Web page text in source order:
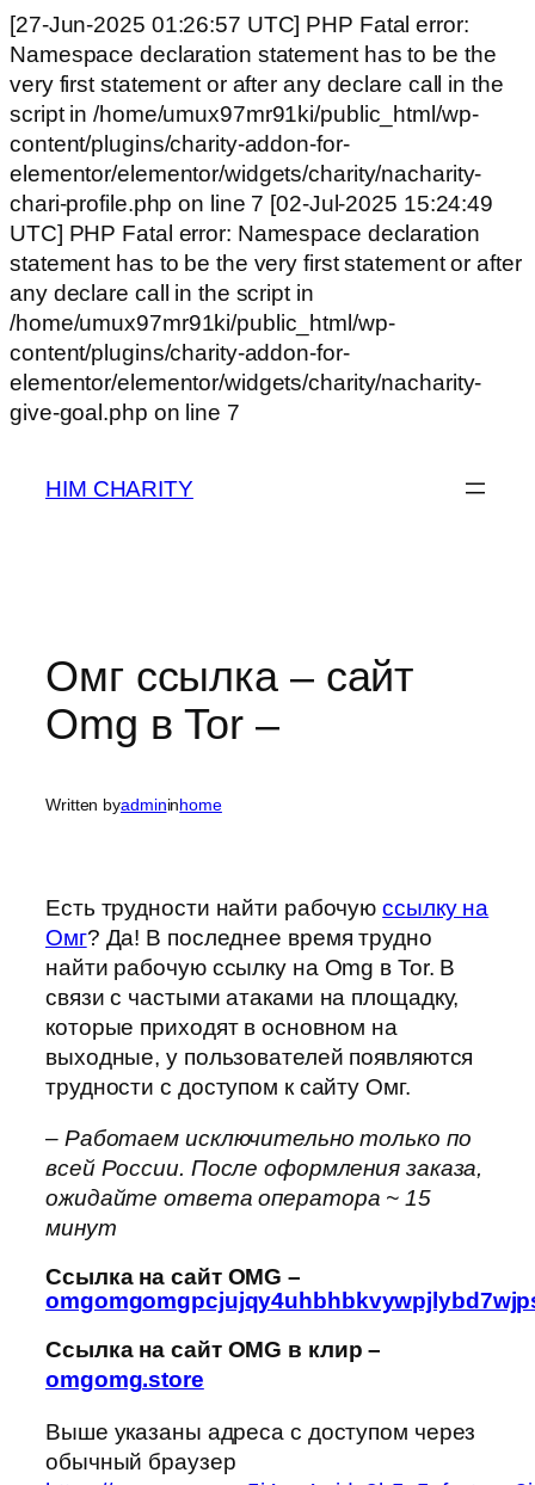
[27-Jun-2025 01:26:57 UTC] PHP Fatal error:
Namespace declaration statement has to be the
very first statement or after any declare call in the
script in /home/umux97mr91ki/public_html/wp-
content/plugins/charity-addon-for-
elementor/elementor/widgets/charity/nacharity-
chari-profile.php on line 7 [02-Jul-2025 15:24:49
UTC] PHP Fatal error: Namespace declaration
statement has to be the very first statement or after
any declare call in the script in
/home/umux97mr91ki/public_html/wp-
content/plugins/charity-addon-for-
elementor/elementor/widgets/charity/nacharity-
give-goal.php on line 7
HIM CHARITY
Омг ссылка – сайт
Omg в Tor –
Written byadmininhome
Есть трудности найти рабочуюссылку на
Омг? Да! В последнее время трудно
найти рабочую ссылку на Omg в Tor. В
связи с частыми атаками на площадку,
которые приходят в основном на
выходные, у пользователей появляются
трудности с доступом к сайту Омг.
– Работаем исключительно только по
всей России. После оформления заказа,
ожидайте ответа оператора ~ 15
минут
Ссылка на сайт OMG –
Ссылка на сайт OMG в клир –
omgomg.store
Выше указаны адреса с доступом через
обычный браузер